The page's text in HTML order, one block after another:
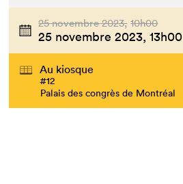
25 novembre 2023, 10h00
25 novembre 2023, 13h00
Au kiosque
#12
Palais des congrès de Montréal